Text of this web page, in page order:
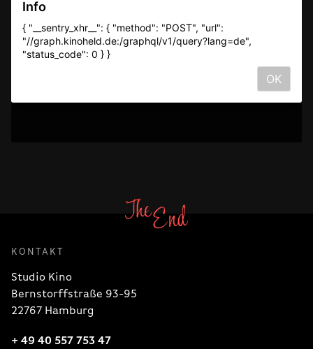
KONTAKT
Studio Kino
Bernstorffstraße 93-95
22767 Hamburg
+ 49 40 557 753 47